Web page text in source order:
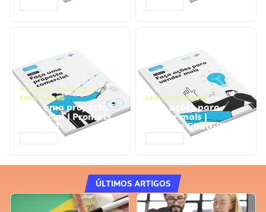
NEGÓCIOS, PROCESSOS
EMPRESARIAIS
Faça uma proposta
comercial | Prompts
ChatGPT
NEGÓCIOS, VENDAS
Faça ações para
vender mais |
Prompts ChatGPT
ÚLTIMOS ARTIGOS